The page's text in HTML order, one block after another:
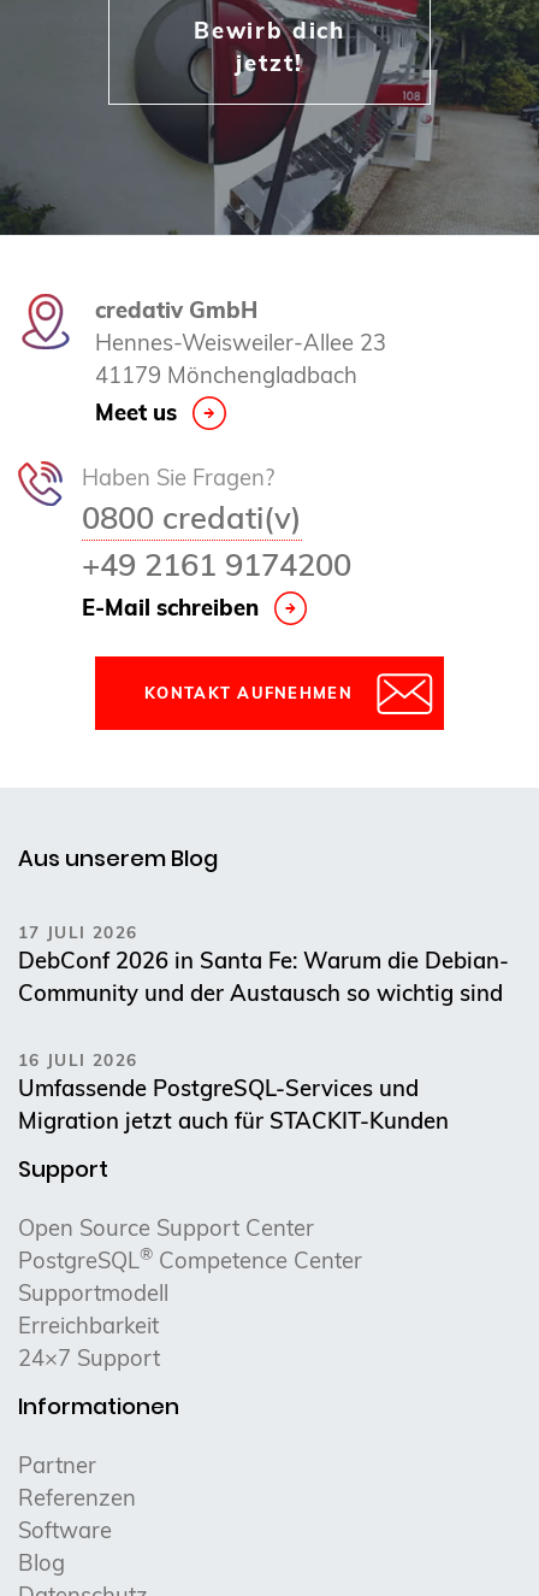
Bewirb dich
jetzt!
credativ GmbH
Hennes-Weisweiler-Allee 23
41179 Mönchengladbach
Meet us
Haben Sie Fragen?
0800 credati(v)
+49 2161 9174200
E-Mail schreiben
KONTAKT AUFNEHMEN
Aus unserem Blog
17 JULI 2026
DebConf 2026 in Santa Fe: Warum die Debian-
Community und der Austausch so wichtig sind
16 JULI 2026
Umfassende PostgreSQL-Services und
Migration jetzt auch für STACKIT-Kunden
Support
Open Source Support Center
PostgreSQL® Competence Center
Supportmodell
Erreichbarkeit
24×7 Support
Informationen
Partner
Referenzen
Software
Blog